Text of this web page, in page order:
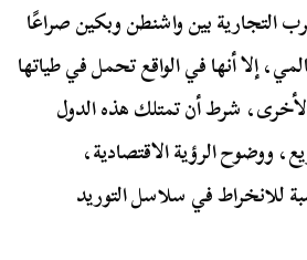
التجارية بين واشنطن وبكين صراعًا
إلا أنها في الواقع تحمل في طياتها
شرط أن تمتلك هذه الدول
ووضوح الرؤية الاقتصادية،
للانخراط في سلاسل التوريد